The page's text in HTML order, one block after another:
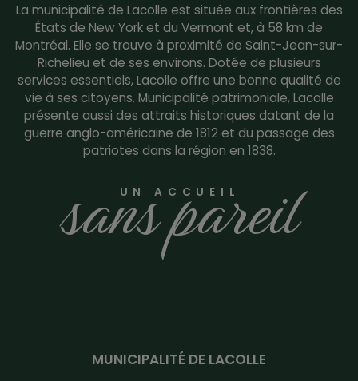
La municipalité de Lacolle est située aux frontières des
États de New York et du Vermont et, à 58 km de
Montréal. Elle se trouve à proximité de Saint-Jean-sur-
Richelieu et de ses environs. Dotée de plusieurs
services essentiels, Lacolle offre une bonne qualité de
vie à ses citoyens. Municipalité patrimoniale, Lacolle
présente aussi des attraits historiques datant de la
guerre anglo-américaine de 1812 et du passage des
patriotes dans la région en 1838.
UN ACCUEIL
sans pareil
MUNICIPALITÉ DE LACOLLE